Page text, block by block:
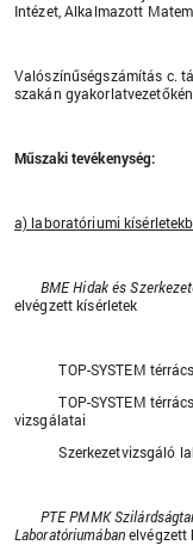
Intézet, Alkalmazott
Valószínűségszámítás c.
szakán
Műszaki tevékenység:
a) laboratóriumi
BME Hidak és
elvégzett kísérletek
TOP-SYSTEM térrács
TOP-SYSTEM térrács
vizsgálatai
Szerkezetvizsgáló
PTE PMMK
Laboratóriumábanelvégzett